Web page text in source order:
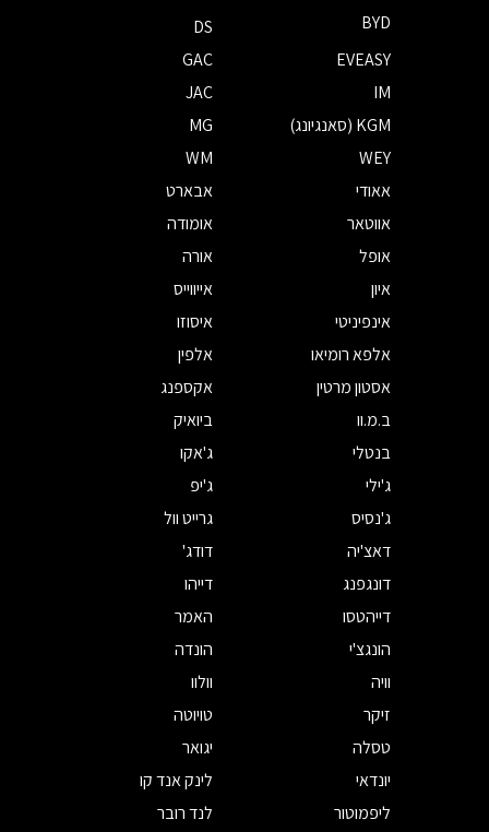
BYD
DS
EVEASY
GAC
IM
JAC
KGM (סאנגיונג)
MG
WEY
WM
אאודי
אבארט
אווטאר
אומודה
אופל
אורה
איון
אייווייס
אינפיניטי
איסוזו
אלפא רומיאו
אלפין
אסטון מרטין
אקספנג
ב.מ.וו
ביואיק
בנטלי
ג'אקו
ג'ילי
ג'יפ
ג'נסיס
גרייט וול
דאצ'יה
דודג'
דונגפנג
דייהו
דייהטסו
האמר
הונגצ'י
הונדה
וויה
וולוו
זיקר
טויוטה
טסלה
יגואר
יונדאי
לינק אנד קו
ליפמוטור
לנד רובר